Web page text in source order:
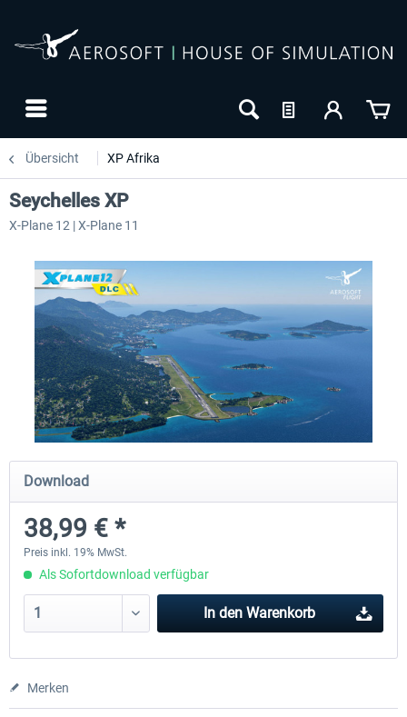
Übersicht XP Afrika
FSDG - Sharm El-Sheikh XP
15,47 € *
Seychelles XP
X-Plane 12 | X-Plane 11
Download
38,99 € *
Preis inkl. 19% MwSt.
Als Sofortdownload verfügbar
In den Warenkorb
Merken